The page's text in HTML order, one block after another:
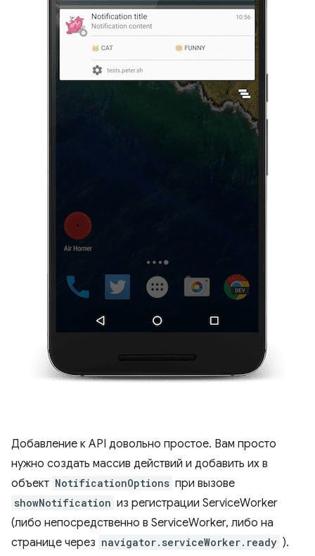
Добавление к API довольно простое. Вам просто
нужно создать массив действий и добавить их в
объект NotificationOptions при вызове
showNotification из регистрации ServiceWorker
(либо непосредственно в ServiceWorker, либо на
странице через navigator.serviceWorker.ready ).